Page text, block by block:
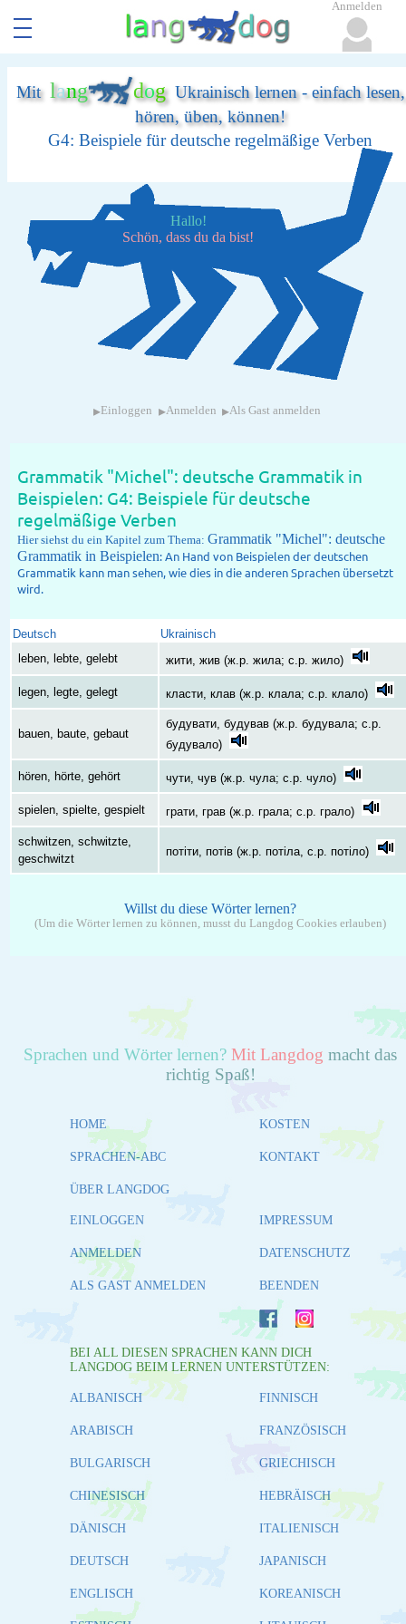
Mit lang dogUkrainisch lernen - einfach lesen,
hören, üben, können!
G4: Beispiele für deutsche regelmäßige Verben
Hallo!
Schön, dass du da bist!
▸ Einloggen ▸Anmelden ▸Als Gast anmelden
Grammatik "Michel": deutsche Grammatik in
Beispielen: G4: Beispiele für deutsche
regelmäßige Verben
Hier siehst du ein Kapitel zum Thema:Grammatik "Michel": deutsche
Grammatik in Beispielen: An Hand von Beispielen der deutschen
Grammatik kann man sehen, wie dies in die anderen Sprachen übersetzt
wird.
Deutsch
Ukrainisch
leben, lebte, gelebt
жити, жив (ж.р. жила; с.р. жило)
legen, legte, gelegt класти, клав (ж.р. клала; с.р. клало)
bauen, baute, gebaut
будувати, будував (ж.р. будувала; с.р.
будувало)
hören, hörte, gehört чути, чув (ж.р. чула; с.р. чуло)
spielen, spielte, gespielt грати, грав (ж.р. грала; с.р. грало)
schwitzen, schwitzte,
geschwitzt
потіти, потів (ж.р. потіла, с.р. потіло)
Willst du diese Wörter lernen?
(Um die Wörter lernen zu können, musst du Langdog Cookies erlauben)
Sprachen und Wörter lernen? Mit Langdog macht das
richtig Spaß!
HOME
SPRACHEN-ABC
ÜBER LANGDOG
KOSTEN
KONTAKT
EINLOGGEN
ANMELDEN
ALS GAST ANMELDEN
IMPRESSUM
DATENSCHUTZ
BEENDEN
BEI ALL DIESEN SPRACHEN KANN DICH
LANGDOG BEIM LERNEN UNTERSTÜTZEN:
ALBANISCH
ARABISCH
BULGARISCH
CHINESISCH
DÄNISCH
DEUTSCH
ENGLISCH
FINNISCH
FRANZÖSISCH
GRIECHISCH
HEBRÄISCH
ITALIENISCH
JAPANISCH
KOREANISCH
Anmelden